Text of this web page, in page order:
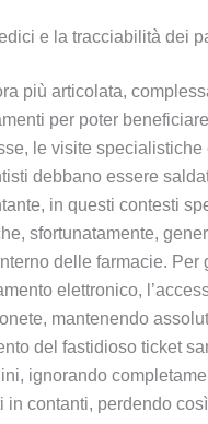
e la tracciabilità dei
più articolata,
per poter
le visite
debbano essere
in questi contesti
sfortunatamente,
delle farmacie.
elettronico,
mantenendo
del fastidioso ticket
ignorando
contanti, perdendo